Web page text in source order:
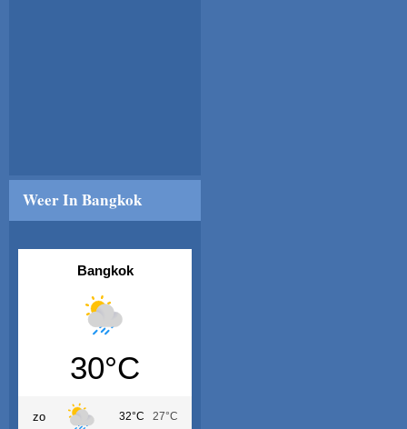
Weer In Bangkok
Bangkok
30°C
zo 32°C 27°C